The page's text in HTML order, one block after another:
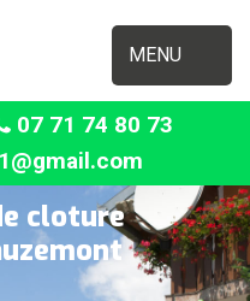
MENU
07 71 74 80 73
cloture